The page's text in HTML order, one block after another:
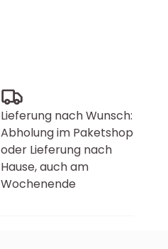
Lieferung nach Wunsch:
Abholung im Paketshop
oder Lieferung nach
Hause, auch am
Wochenende